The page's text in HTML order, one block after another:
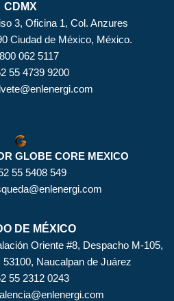
CDMX
3, Oficina 1, Col. Anzures
Ciudad de México, México.
800 062 5117
55 4739 9200
GLOBE CORE MEXICO
55 5408 549
DE MÉXICO
Oriente #8, Despacho M-105,
53100, Naucalpan de Juárez
55 2312 0243